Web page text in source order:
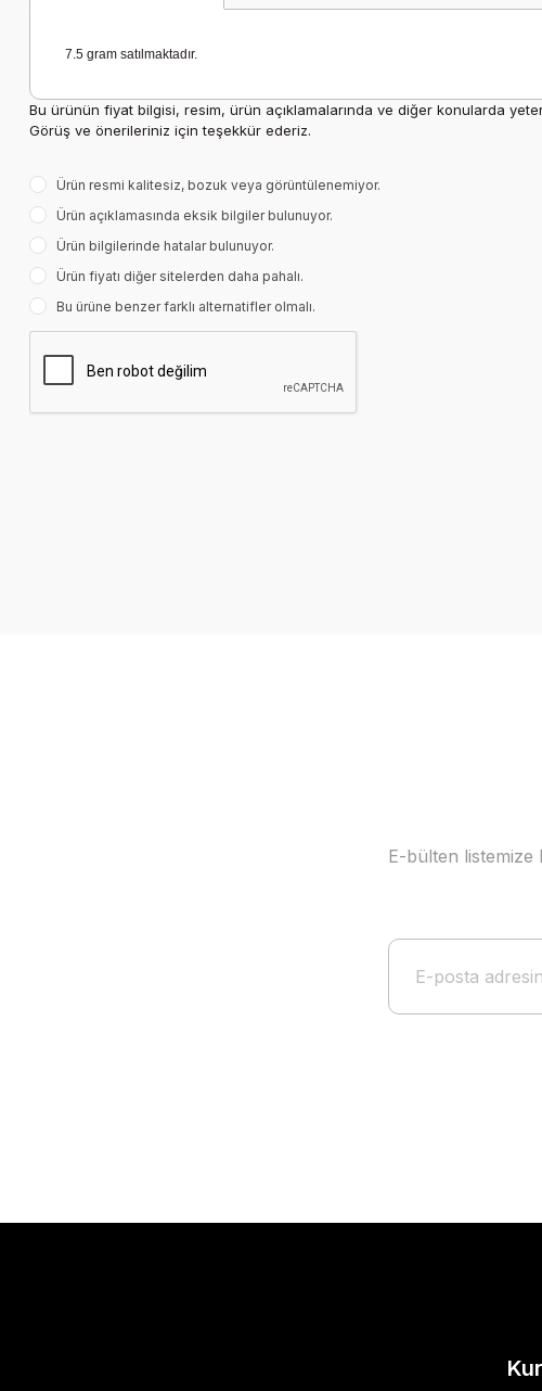
7.5 gram satılmaktadır.
Bu ürünün fiyat bilgisi, resim, ürün açıklamalarında ve diğer konularda
Görüş ve önerileriniz için teşekkür ederiz.
Ürün resmi kalitesiz, bozuk veya görüntülenemiyor.
Ürün açıklamasında eksik bilgiler bulunuyor.
Ürün bilgilerinde hatalar bulunuyor.
Ürün fiyatı diğer sitelerden daha pahalı.
Bu ürüne benzer farklı alternatifler olmalı.
E-bülten